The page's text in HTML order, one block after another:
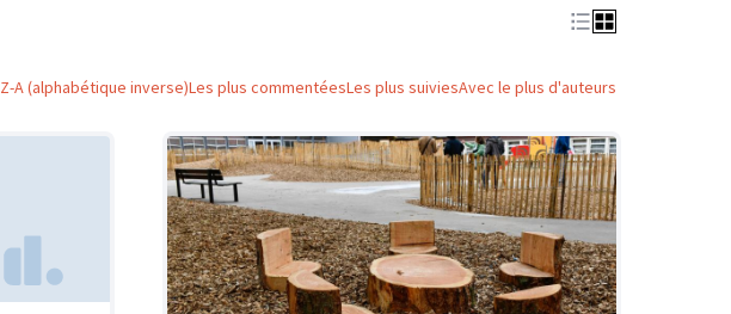
Z-A (alphabétique inverse)Les plus commentéesLes plus suiviesAvec le plus d'auteurs